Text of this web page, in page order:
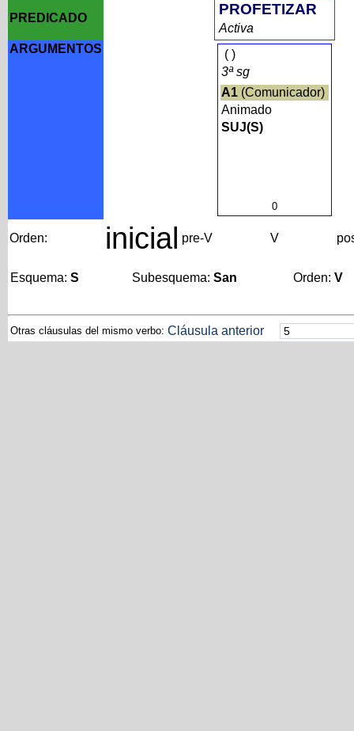
PREDICADO
PROFETIZAR
Activa
ARGUMENTOS
()
3ª sg
A1(Comunicador)
Animado
SUJ(S)
0
Orden: inicial pre-V V
Esquema: S Subesquema: San Orden: V
Otras cláusulas del mismo verbo: Cláusula anterior